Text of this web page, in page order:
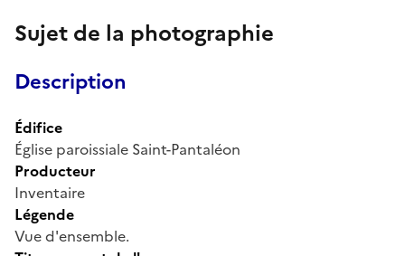
Sujet de la photographie
Description
Édifice
Église paroissiale Saint-Pantaléon
Producteur
Inventaire
Légende
Vue d'ensemble.